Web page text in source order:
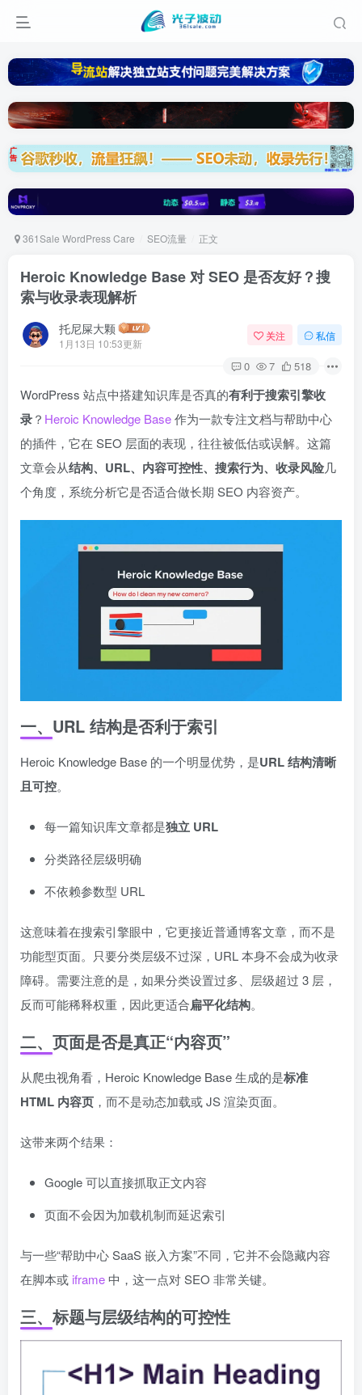
361Sale WordPress Care SEO流量 正文
Heroic Knowledge Base 对 SEO 是否友好？搜
索与收录表现解析
托尼屎大颗
1月13日 10:53更新
关注 私信
0 7 518
WordPress 站点中搭建知识库是否真的有利于搜索引擎收
录？ Heroic Knowledge Base作为一款专注文档与帮助中心
的插件，它在 SEO 层面的表现，往往被低估或误解。这篇
文章会从结构、URL、内容可控性、搜索行为、收录风险几
个角度，系统分析它是否适合做长期 SEO 内容资产。
一、URL 结构是否利于索引
Heroic Knowledge Base 的一个明显优势，是URL 结构清晰
且可控。
每一篇知识库文章都是独立 URL
分类路径层级明确
不依赖参数型 URL
这意味着在搜索引擎眼中，它更接近普通博客文章，而不是
功能型页面。只要分类层级不过深，URL 本身不会成为收录
障碍。需要注意的是，如果分类设置过多、层级超过 3 层，
反而可能稀释权重，因此更适合扁平化结构。
二、页面是否是真正“内容页”
从爬虫视角看，Heroic Knowledge Base 生成的是标准
HTML 内容页 ，而不是动态加载或 JS 渲染页面。
这带来两个结果：
Google 可以直接抓取正文内容
页面不会因为加载机制而延迟索引
与一些“帮助中心 SaaS 嵌入方案”不同，它并不会隐藏内容
在脚本或 iframe中，这一点对 SEO 非常关键。
三、标题与层级结构的可控性